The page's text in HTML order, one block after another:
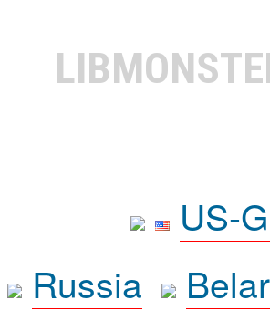
US-
Russia